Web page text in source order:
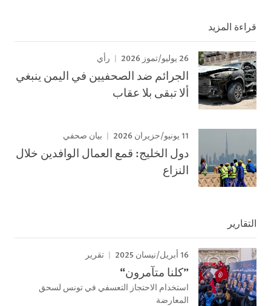
قراءة المزيد
26 يوليو/تموز 2026 رأي
الجرائم ضد الصحفيين في اليمن ينبغي
ألا تبقى بلا عقاب
11 يونيو/حزيران 2026 بيان صحفي
دول الخليج: قمع العمال الوافدين خلال
النزاع
التقارير
16 أبريل/نيسان 2025 تقرير
”كلنا متآمرون“
استخدام الاحتجاز التعسفي في تونس لسحق
المعارضة